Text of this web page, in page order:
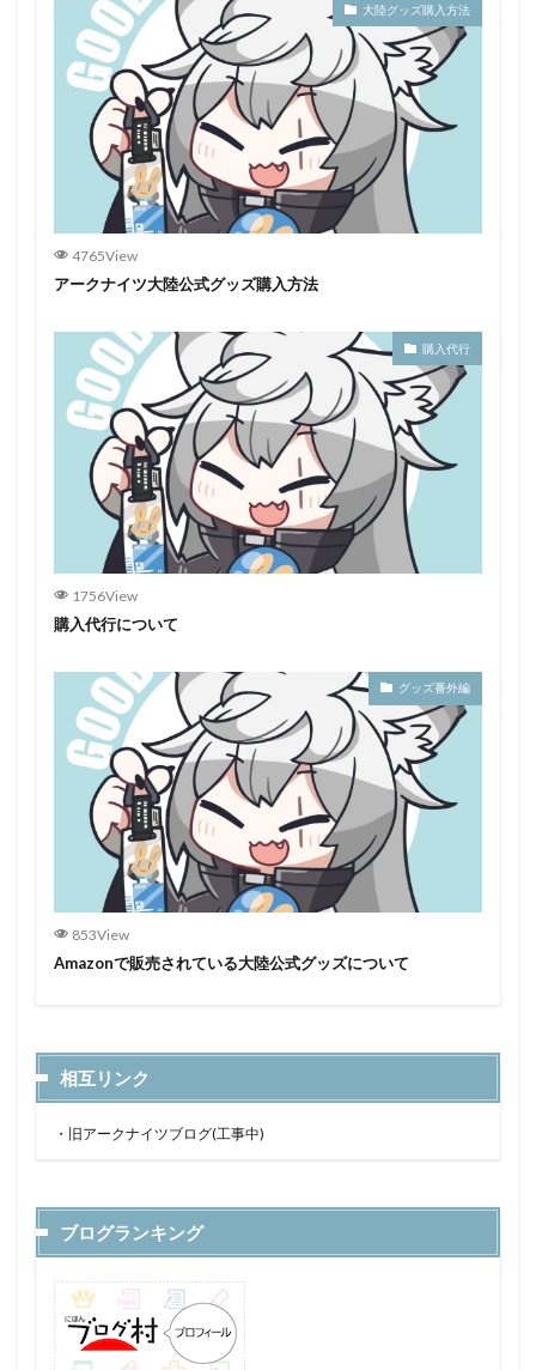
大陸グッズ購入方法
4765View
アークナイツ大陸公式グッズ購入方法
購入代行
1756View
購入代行について
グッズ番外編
853View
Amazonで販売されている大陸公式グッズについて
相互リンク
・ 旧アークナイツブログ(工事中)
ブログランキング